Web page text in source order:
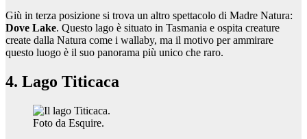
Giù in terza posizione si trova un altro spettacolo di Madre Natura:
Dove Lake. Questo lago è situato in Tasmania e ospita creature
create dalla Natura come i wallaby, ma il motivo per ammirare
questo luogo è il suo panorama più unico che raro.
4. Lago Titicaca
Foto da Esquire.